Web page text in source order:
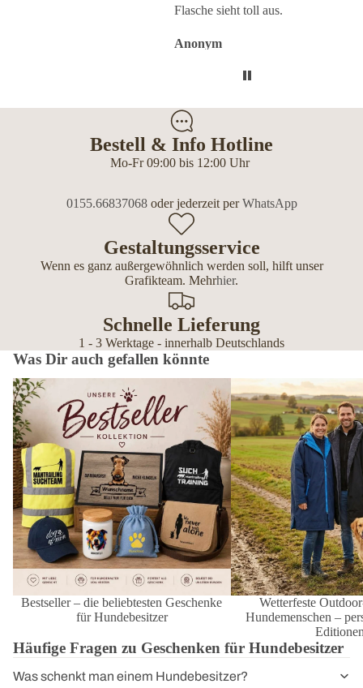
Flasche sieht toll aus.
Anonym
Bestell & Info Hotline
Mo-Fr 09:00 bis 12:00 Uhr
0155.66837068oder jederzeit perWhatsApp
Gestaltungsservice
Wenn es ganz außergewöhnlich werden soll, hilft unser
Grafikteam. Mehrhier.
Schnelle Lieferung
1 - 3 Werktage - innerhalb Deutschlands
Was Dir auch gefallen könnte
Bestseller – die beliebtesten Geschenke
für Hundebesitzer
Bestseller – die beliebtesten Geschenke
für Hundebesitzer
Wetterfeste Outdoor-
Hundemenschen –
Editionen
Wetterfeste
Hundemenschen –
Häufige Fragen zu Geschenken für Hundebesitzer
Was schenkt man einem Hundebesitzer?